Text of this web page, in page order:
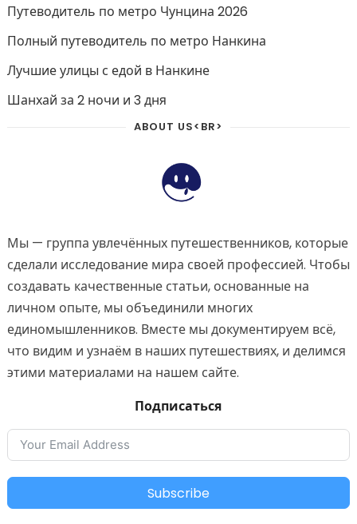
Путеводитель по метро Чунцина 2026
Полный путеводитель по метро Нанкина
Лучшие улицы с едой в Нанкине
Шанхай за 2 ночи и 3 дня
ABOUT US<BR>
Мы — группа увлечённых путешественников, которые
сделали исследование мира своей профессией. Чтобы
создавать качественные статьи, основанные на
личном опыте, мы объединили многих
единомышленников. Вместе мы документируем всё,
что видим и узнаём в наших путешествиях, и делимся
этими материалами на нашем сайте.
Подписаться
Subscribe